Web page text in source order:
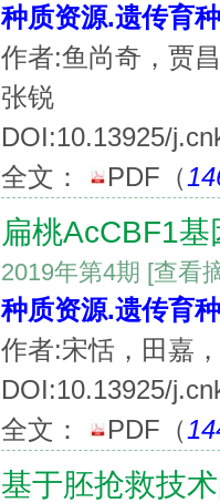
种质资源.遗传育
作者:鱼尚奇，贾
张锐
DOI:10.13925/
全文：
PDF （
扁桃AcCBF1
2019年第4期 [查看
种质资源.遗传育
作者:宋恬，田嘉
DOI:10.13925/
全文：
PDF （
基于胚抢救技